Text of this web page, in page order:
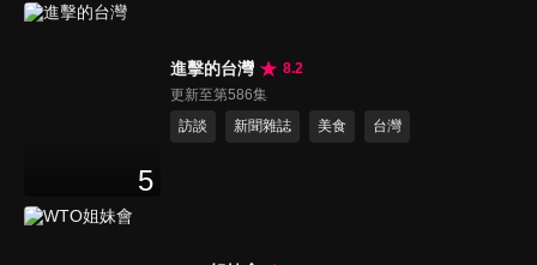
5
進擊的台灣
8.2
更新至第586集
訪談
新聞雜誌 美食 台灣